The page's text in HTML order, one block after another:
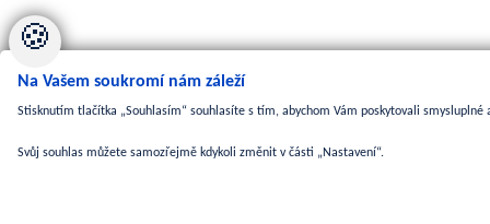
🍪
Na Vašem soukromí nám záleží
Stisknutím tlačítka „Souhlasím“ souhlasíte s tím, abychom Vám poskytovali
Svůj souhlas můžete samozřejmě kdykoli změnit v části „Nastavení“.